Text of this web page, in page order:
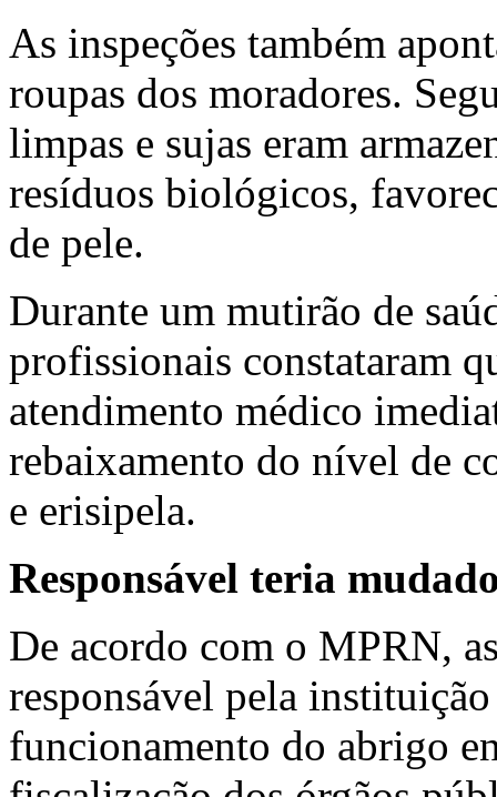
As inspeções também
roupas dos moradores.
limpas e sujas eram
resíduos biológicos,
de pele.
Durante um mutirão de
profissionais constataram
atendimento médico
rebaixamento do nível de
e erisipela.
Responsável teria
De acordo com o MPRN,
responsável pela
funcionamento do abrigo